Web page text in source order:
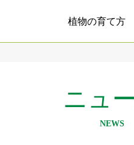
植物の育て方
ニュ
NEWS